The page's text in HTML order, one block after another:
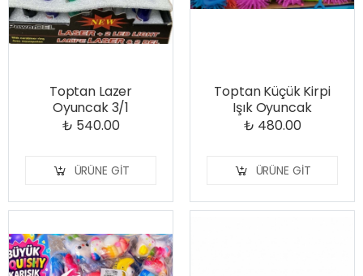
Toptan Lazer
Oyuncak 3/1
₺ 540.00
ÜRÜNE GIT
Toptan Küçük Kirpi
Işık Oyuncak
₺ 480.00
ÜRÜNE GIT